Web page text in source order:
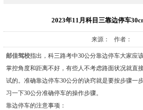
2023年11月科目三靠边停车
来源： 作者：
邮佳驾校指出，科三路考中30公分靠边停车大家应
掌控角度和距离不好，有些人不考虑路面状况就直
试的。准确靠边停车30公分的诀窍就是要按步骤一
习一下30公分准确停车的操作步骤。
靠边停车的注意事项：